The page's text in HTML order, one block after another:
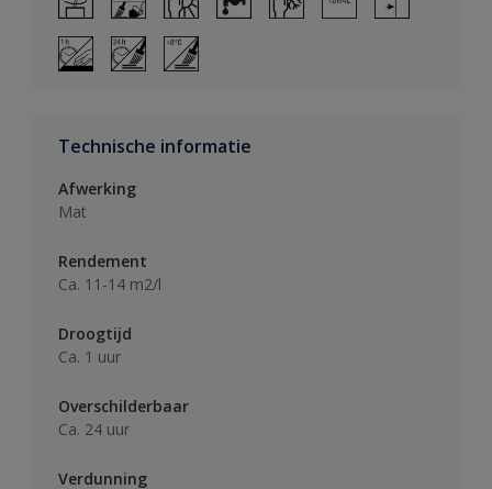
Technische informatie
Afwerking
Mat
Rendement
Ca. 11-14 m2/l
Droogtijd
Ca. 1 uur
Overschilderbaar
Ca. 24 uur
Verdunning